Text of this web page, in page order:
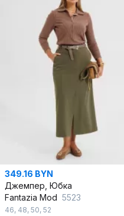
349.16 BYN
Джемпер, Юбка
Fantazia Mod 5523
46, 48, 50, 52